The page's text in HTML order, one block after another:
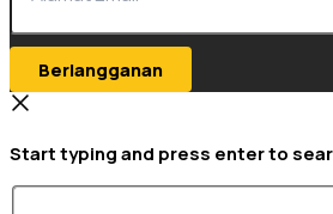
Berlangganan
Start typing and press enter to
Search...